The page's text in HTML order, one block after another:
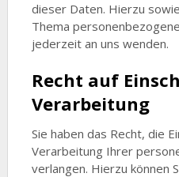
dieser Daten. Hierzu
Thema
jederzeit an uns wenden.
Recht auf
Verarbeitung
Sie haben das Recht, die
Verarbeitung Ihrer
verlangen. Hierzu können